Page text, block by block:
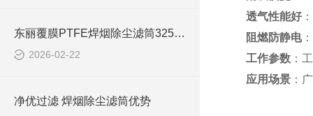
东丽覆膜PTFE焊烟除尘滤筒325*900
2026-02-22
净优过滤 焊烟除尘滤筒优势
透气性能好
阻燃防静电
工作参数：
应用场景：